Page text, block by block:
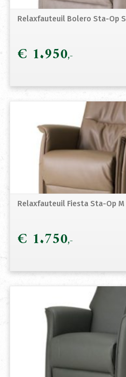
Relaxfauteuil Bolero Sta-Op S
€ 1.950
Relaxfauteuil Fiesta Sta-Op M
€ 1.750